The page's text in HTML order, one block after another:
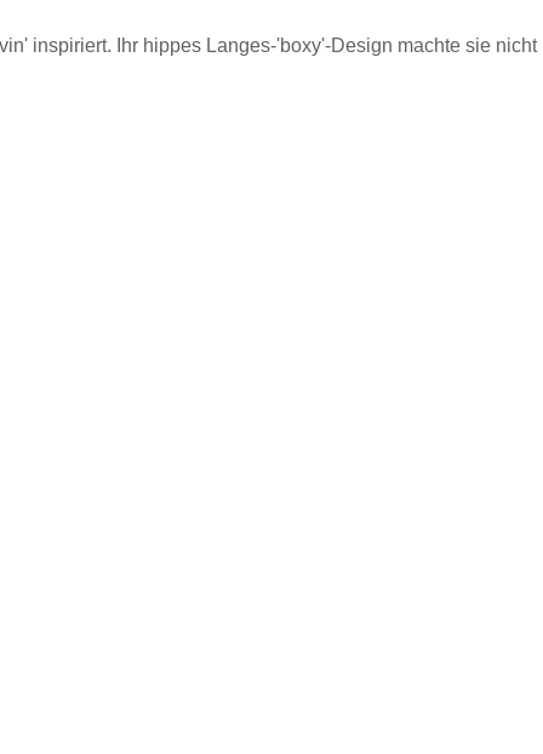
inspiriert. Ihr hippes Langes-'boxy'-Design machte sie nicht